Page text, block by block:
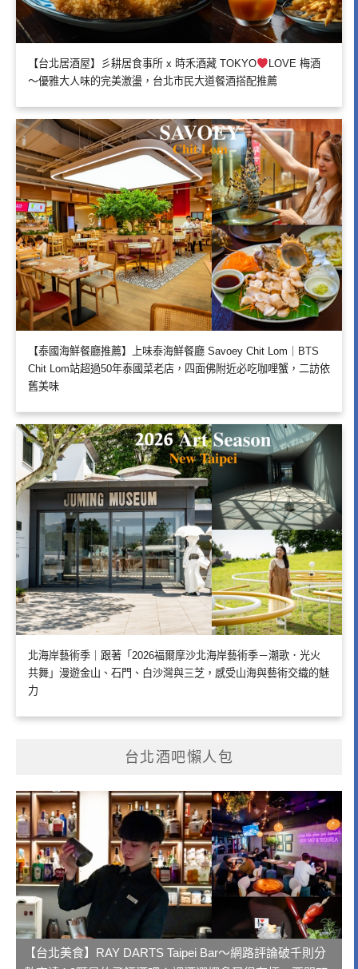
【台北居酒屋】彡耕居食事所 x 時禾酒藏 TOKYO
LOVE 梅酒
～優雅大人味的完美激盪，台北市民大道餐酒搭配推薦
【泰國海鮮餐廳推薦】上味泰海鮮餐廳 Savoey Chit Lom｜BTS
Chit Lom站超過50年泰國菜老店，四面佛附近必吃咖哩蟹，二訪依
舊美味
北海岸藝術季｜跟著「2026福爾摩沙北海岸藝術季－潮歌．光火
共舞」漫遊金山、石門、白沙灣與三芝，感受山海與藝術交織的魅
力
台北酒吧懶人包
【台北美食】RAY DARTS Taipei Bar～網路評論破千則分